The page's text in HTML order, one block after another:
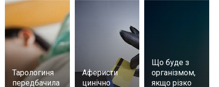
Тарологиня
передбачила
Аферисти
цинічно
Що буде з
організмом,
якщо різко